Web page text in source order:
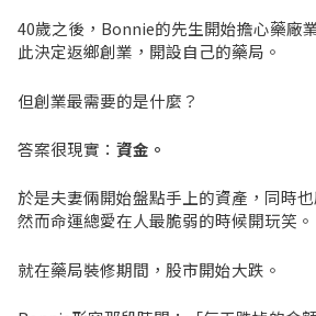
40歲之後，Bonnie的先生開始擔心藥廠
此決定返鄉創業，開設自己的藥局。
但創業最需要的是什麼？
答案很現實： 資金。
於是夫妻倆開始盤點手上的資產，同時
然而命運總愛在人最脆弱的時候開玩笑。
就在藥局裝修期間，股市開始大跌。